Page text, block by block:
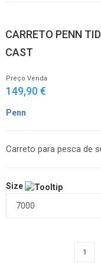
CARRETO PENN
CAST
Preço Venda
149,90 €
Penn
Carreto para pesca de
Size